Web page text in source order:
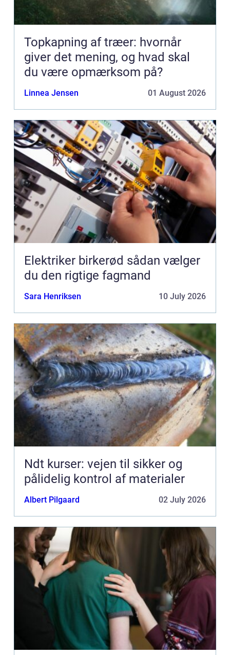
Topkapning af træer: hvornår
giver det mening, og hvad skal
du være opmærksom på?
Linnea Jensen 01 August 2026
Elektriker birkerød sådan vælger
du den rigtige fagmand
Sara Henriksen 10 July 2026
Ndt kurser: vejen til sikker og
pålidelig kontrol af materialer
Albert Pilgaard 02 July 2026